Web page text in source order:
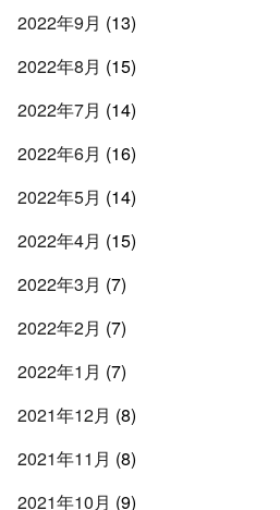
2022年9月 (13)
2022年8月 (15)
2022年7月 (14)
2022年6月 (16)
2022年5月 (14)
2022年4月 (15)
2022年3月 (7)
2022年2月 (7)
2022年1月 (7)
2021年12月 (8)
2021年11月 (8)
2021年10月 (9)